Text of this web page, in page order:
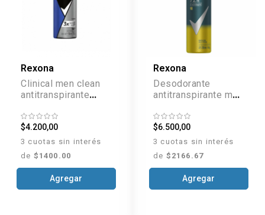
Rexona
Clinical men clean
antitranspirante
$4.200,00
3 cuotas sin interés
de $1400.00
Agregar
Rexona
Desodorante
antitranspirante men
$6.500,00
3 cuotas sin interés
de $2166.67
Agregar